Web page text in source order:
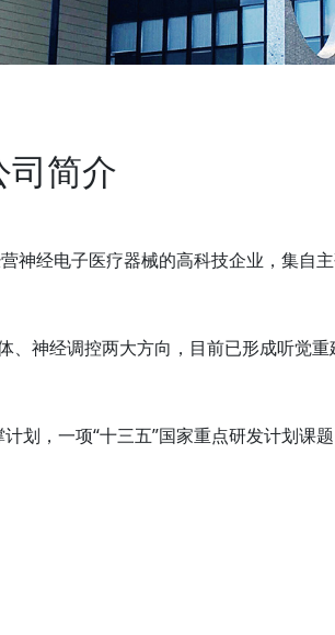
司简介
神经电子医疗器械的高科技企业，集自
神经调控两大方向，目前已形成听觉
划，一项“十三五”国家重点研发计划课题